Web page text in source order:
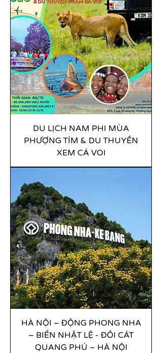
DU LỊCH NAM PHI MÙA
PHƯỢNG TÍM & DU THUYỀN
XEM CÁ VOI
HÀ NỘI – ĐỘNG PHONG NHA
– BIỂN NHẬT LỆ - ĐỒI CÁT
QUANG PHÚ – HÀ NỘI